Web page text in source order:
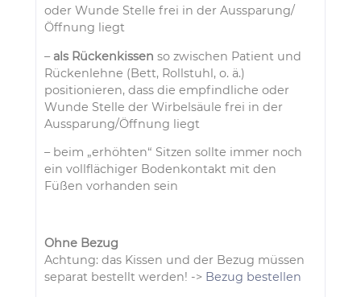
oder Wunde Stelle frei in der Aussparung/
Öffnung liegt
– als Rückenkissen so zwischen Patient und
Rückenlehne (Bett, Rollstuhl, o. ä.)
positionieren, dass die empfindliche oder
Wunde Stelle der Wirbelsäule frei in der
Aussparung/Öffnung liegt
– beim „erhöhten“ Sitzen sollte immer noch
ein vollflächiger Bodenkontakt mit den
Füßen vorhanden sein
Ohne Bezug
Achtung: das Kissen und der Bezug müssen
separat bestellt werden! -> Bezug bestellen